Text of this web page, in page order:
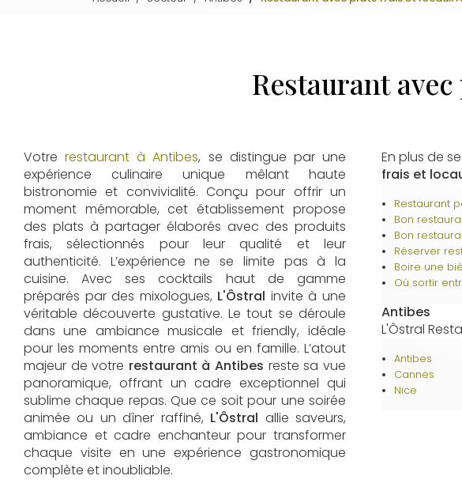
Restaurant
Votrerestaurant à Antibes, se distingue par une
expérience culinaire unique mêlant haute
bistronomie et convivialité. Conçu pour offrir un
moment mémorable, cet établissement propose
des plats à partager élaborés avec des produits
frais, sélectionnés pour leur qualité et leur
authenticité. L’expérience ne se limite pas à la
cuisine. Avec ses cocktails haut de gamme
préparés par des mixologues, L'Ôstral invite à une
véritable découverte gustative. Le tout se déroule
dans une ambiance musicale et friendly, idéale
pour les moments entre amis ou en famille. L’atout
majeur de votre restaurant à Antibes reste sa vue
panoramique, offrant un cadre exceptionnel qui
sublime chaque repas. Que ce soit pour une soirée
animée ou un dîner raffiné, L'Ôstral allie saveurs,
ambiance et cadre enchanteur pour transformer
chaque visite en une expérience gastronomique
complète et inoubliable.
En plus de
frais et
Restaurant
Bon
Bon
Réserver
Boire une
Où sortir
Antibes
L'Ôstral
Antibes
Cannes
Nice